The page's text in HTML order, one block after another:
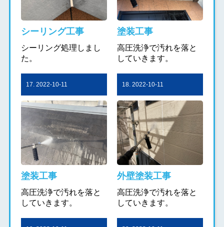
シーリング工事
シーリング処理しまし
た。
塗装工事
高圧洗浄で汚れを落と
していきます。
17. 2022-10-11
塗装工事
高圧洗浄で汚れを落と
していきます。
18. 2022-10-11
外壁塗装工事
高圧洗浄で汚れを落と
していきます。